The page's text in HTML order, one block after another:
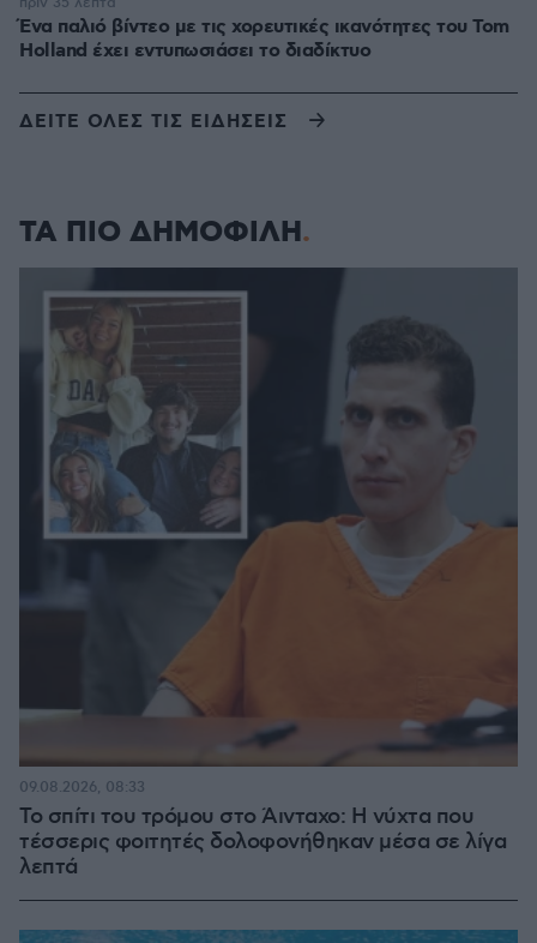
Ένα παλιό βίντεο με τις χορευτικές ικανότητες του Tom
Holland έχει εντυπωσιάσει το διαδίκτυο
ΔΕΙΤΕ ΟΛΕΣ ΤΙΣ ΕΙΔΗΣΕΙΣ
ΤΑ ΠΙΟ ΔΗΜΟΦΙΛΗ
Το σπίτι του τρόμου στο Άινταχο: Η νύχτα που
τέσσερις φοιτητές δολοφονήθηκαν μέσα σε λίγα
λεπτά
09.08.2026, 08:33